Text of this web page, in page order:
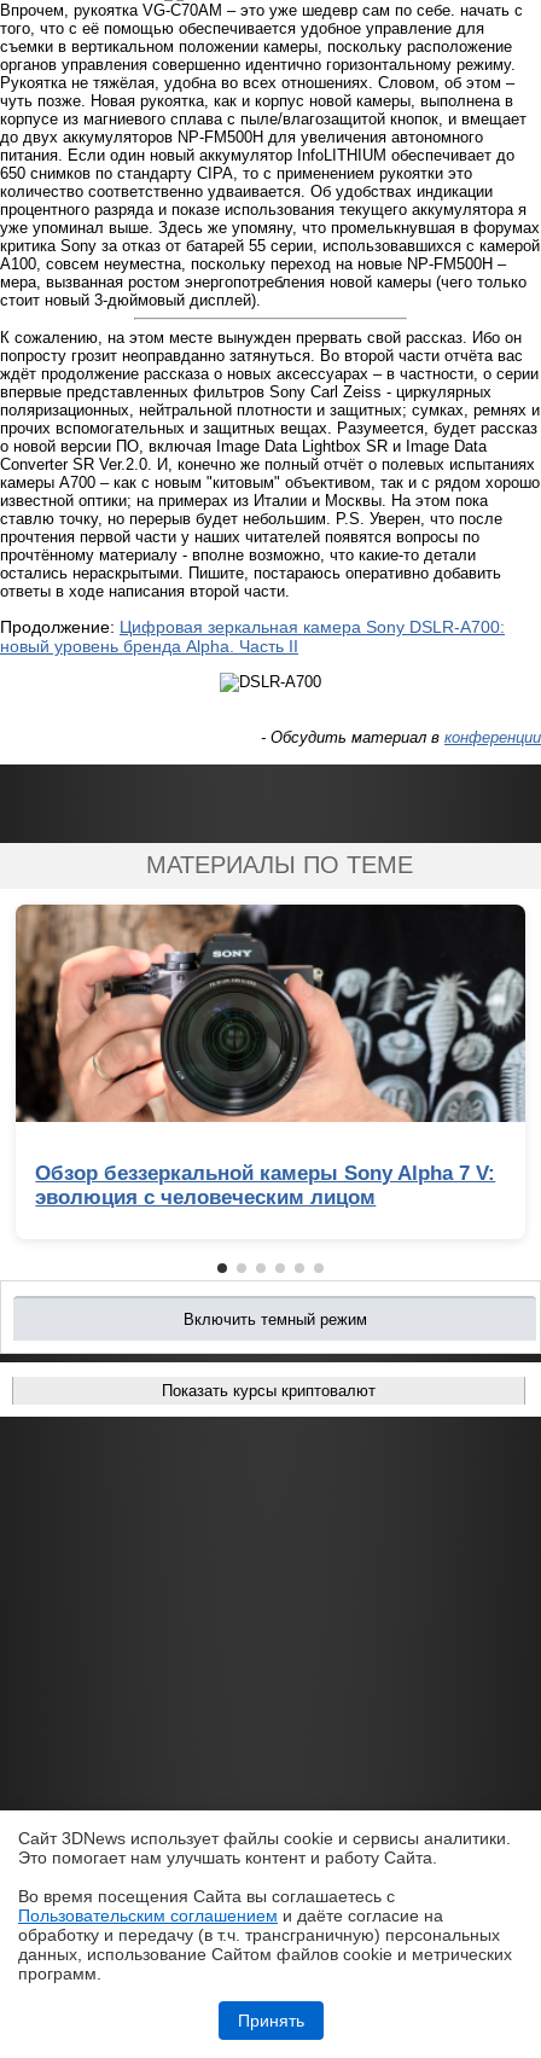
Обзор смартфона HUAWEI Pura 90s Pro Max: красота повсюду
Впрочем, рукоятка VG-C70AM – это уже шедевр сам по себе. начать с
того, что с её помощью обеспечивается удобное управление для
съемки в вертикальном положении камеры, поскольку расположение
органов управления совершенно идентично горизонтальному режиму.
Рукоятка не тяжёлая, удобна во всех отношениях. Словом, об этом –
чуть позже. Новая рукоятка, как и корпус новой камеры, выполнена в
корпусе из магниевого сплава с пыле/влагозащитой кнопок, и вмещает
до двух аккумуляторов NP-FM500H для увеличения автономного
питания. Если один новый аккумулятор InfoLITHIUM обеспечивает до
650 снимков по стандарту CIPA, то с применением рукоятки это
количество соответственно удваивается. Об удобствах индикации
процентного разряда и показе использования текущего аккумулятора я
уже упоминал выше. Здесь же упомяну, что промелькнувшая в форумах
критика Sony за отказ от батарей 55 серии, использовавшихся с камерой
А100, совсем неуместна, поскольку переход на новые NP-FM500H –
мера, вызванная ростом энергопотребления новой камеры (чего только
стоит новый 3-дюймовый дисплей).
К сожалению, на этом месте вынужден прервать свой рассказ. Ибо он
попросту грозит неоправданно затянуться. Во второй части отчёта вас
ждёт продолжение рассказа о новых аксессуарах – в частности, о серии
впервые представленных фильтров Sony Carl Zeiss - циркулярных
поляризационных, нейтральной плотности и защитных; сумках, ремнях и
прочих вспомогательных и защитных вещах. Разумеется, будет рассказ
о новой версии ПО, включая Image Data Lightbox SR и Image Data
Converter SR Ver.2.0. И, конечно же полный отчёт о полевых испытаниях
камеры А700 – как с новым "китовым" объективом, так и с рядом хорошо
известной оптики; на примерах из Италии и Москвы. На этом пока
ставлю точку, но перерыв будет небольшим. P.S. Уверен, что после
прочтения первой части у наших читателей появятся вопросы по
прочтённому материалу - вполне возможно, что какие-то детали
остались нераскрытыми. Пишите, постараюсь оперативно добавить
ответы в ходе написания второй части.
Продолжение: Цифровая зеркальная камера Sony DSLR-A700:
новый уровень бренда Alpha. Часть II
- Обсудить материал в конференции
МАТЕРИАЛЫ ПО ТЕМЕ
Обзор беззеркальной камеры Sony Alpha 7 V:
эволюция с человеческим лицом
Включить темный режим
Показать курсы криптовалют
О САЙТЕ
Сайт 3DNews использует файлы cookie и сервисы аналитики.
Это помогает нам улучшать контент и работу Cайта.
Во время посещения Cайта вы соглашаетесь с
Пользовательским соглашением и даёте согласие на
обработку и передачу (в т.ч. трансграничную) персональных
данных, использование Cайтом файлов cookie и метрических
программ.
Принять